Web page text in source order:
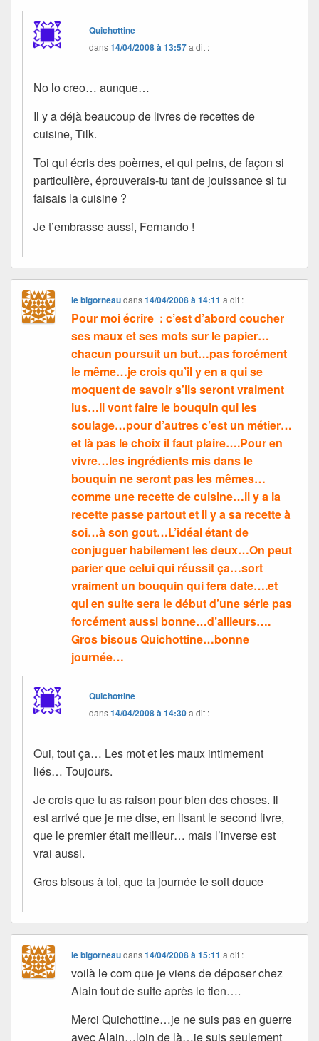
Quichottine
dans14/04/2008 à 13:57a dit :
No lo creo… aunque…
Il y a déjà beaucoup de livres de recettes de
cuisine, Tilk.
Toi qui écris des poèmes, et qui peins, de façon si
particulière, éprouverais-tu tant de jouissance si tu
faisais la cuisine ?
Je t’embrasse aussi, Fernando !
le bigorneaudans14/04/2008 à 14:11 a dit :
Pour moi écrire : c’est d’abord coucher
ses maux et ses mots sur le papier…
chacun poursuit un but…pas forcément
le même…je crois qu’il y en a qui se
moquent de savoir s’ils seront vraiment
lus…Il vont faire le bouquin qui les
soulage…pour d’autres c’est un métier…
et là pas le choix il faut plaire….Pour en
vivre…les ingrédients mis dans le
bouquin ne seront pas les mêmes…
comme une recette de cuisine…il y a la
recette passe partout et il y a sa recette à
soi…à son gout…L’idéal étant de
conjuguer habilement les deux…On peut
parier que celui qui réussit ça…sort
vraiment un bouquin qui fera date….et
qui en suite sera le début d’une série pas
forcément aussi bonne…d’ailleurs….
Gros bisous Quichottine…bonne
journée…
Quichottine
dans14/04/2008 à 14:30a dit :
Oui, tout ça… Les mot et les maux intimement
liés… Toujours.
Je crois que tu as raison pour bien des choses. Il
est arrivé que je me dise, en lisant le second livre,
que le premier était meilleur… mais l’inverse est
vrai aussi.
Gros bisous à toi, que ta journée te soit douce
le bigorneaudans14/04/2008 à 15:11 a dit :
voilà le com que je viens de déposer chez
Alain tout de suite après le tien….
Merci Quichottine…je ne suis pas en guerre
avec Alain…loin de là…je suis seulement